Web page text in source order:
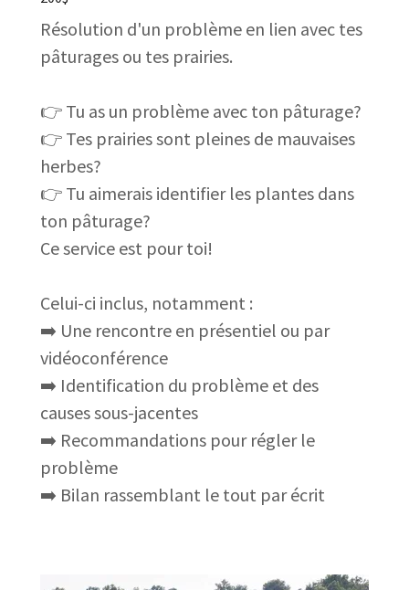
Résolution d'un problème en lien avec tes
pâturages ou tes prairies.
👉 Tu as un problème avec ton pâturage?
👉 Tes prairies sont pleines de mauvaises
herbes?
👉 Tu aimerais identifier les plantes dans
ton pâturage?
Ce service est pour toi!
Celui-ci inclus, notamment :
➡️ Une rencontre en présentiel ou par
vidéoconférence
➡️ Identification du problème et des
causes sous-jacentes
➡️ Recommandations pour régler le
problème
➡️ Bilan rassemblant le tout par écrit